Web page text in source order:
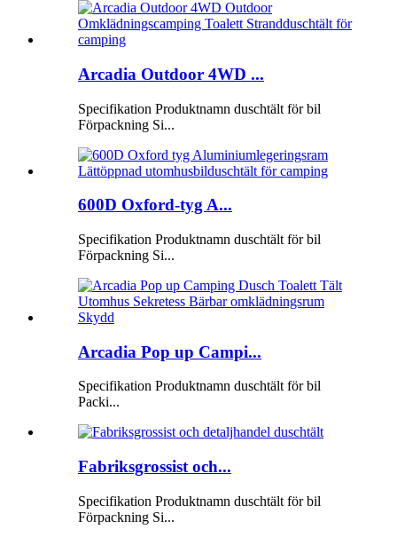
Arcadia Outdoor 4WD ...
Specifikation Produktnamn duschtält för bil
Förpackning Si...
600D Oxford-tyg A...
Specifikation Produktnamn duschtält för bil
Förpackning Si...
Arcadia Pop up Campi...
Specifikation Produktnamn duschtält för bil
Packi...
Fabriksgrossist och...
Specifikation Produktnamn duschtält för bil
Förpackning Si...